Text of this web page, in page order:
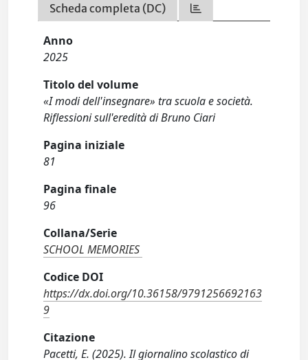
Scheda completa (DC)
Anno
2025
Titolo del volume
«I modi dell'insegnare» tra scuola e società.
Riflessioni sull'eredità di Bruno Ciari
Pagina iniziale
81
Pagina finale
96
Collana/Serie
SCHOOL MEMORIES
Codice DOI
https://dx.doi.org/10.36158/9791256692163
9
Citazione
Pacetti, E. (2025). Il giornalino scolastico di